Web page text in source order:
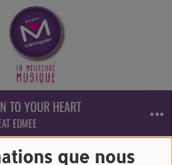
que nous
TO YOUR HEART
EDMEE
- I LOVE